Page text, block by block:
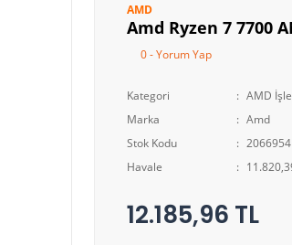
AMD
Amd Ryzen 7 7700
0 - Yorum Yap
Kategori
AMD
Marka
Amd
Stok Kodu
2066954
Havale
12.185,96 TL